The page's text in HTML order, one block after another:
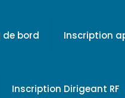
de bord Inscription
Inscription Dirigeant RF